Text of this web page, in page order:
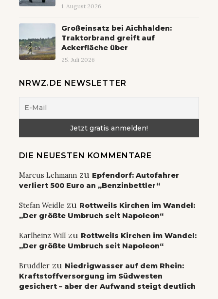
1. August 2026
Großeinsatz bei Aichhalden:
Traktorbrand greift auf
Ackerfläche über
25. Juli 2026
NRWZ.DE NEWSLETTER
DIE NEUESTEN KOMMENTARE
Marcus Lehmann zu Epfendorf: Autofahrer
verliert 500 Euro an „Benzinbettler“
Stefan Weidle zu Rottweils Kirchen im Wandel:
„Der größte Umbruch seit Napoleon“
Karlheinz Will zu Rottweils Kirchen im Wandel:
„Der größte Umbruch seit Napoleon“
Bruddler zu Niedrigwasser auf dem Rhein:
Kraftstoffversorgung im Südwesten
gesichert – aber der Aufwand steigt deutlich